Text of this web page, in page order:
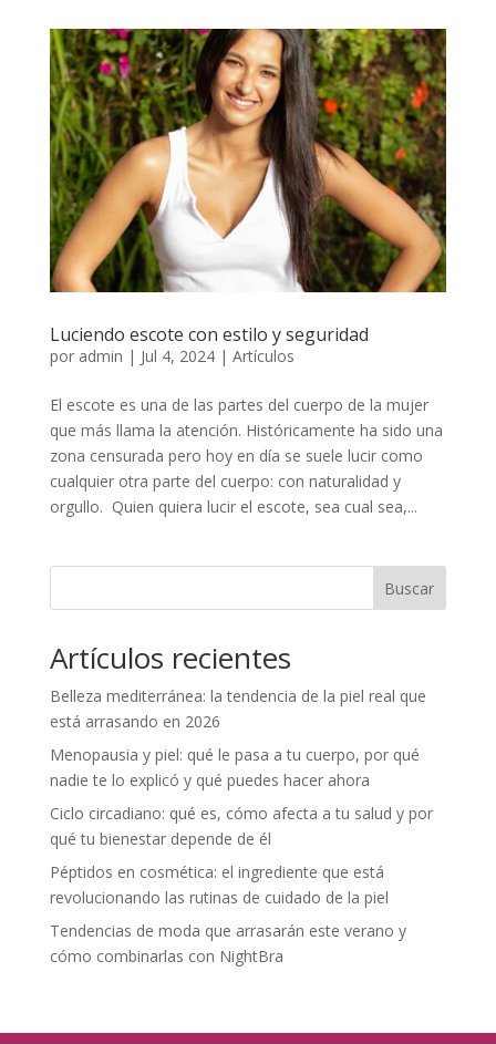
Luciendo escote con estilo y seguridad
por admin | Jul 4, 2024| Artículos
El escote es una de las partes del cuerpo de la mujer
que más llama la atención. Históricamente ha sido una
zona censurada pero hoy en día se suele lucir como
cualquier otra parte del cuerpo: con naturalidad y
orgullo. Quien quiera lucir el escote, sea cual sea,...
Buscar
Artículos recientes
Belleza mediterránea: la tendencia de la piel real que
está arrasando en 2026
Menopausia y piel: qué le pasa a tu cuerpo, por qué
nadie te lo explicó y qué puedes hacer ahora
Ciclo circadiano: qué es, cómo afecta a tu salud y por
qué tu bienestar depende de él
Péptidos en cosmética: el ingrediente que está
revolucionando las rutinas de cuidado de la piel
Tendencias de moda que arrasarán este verano y
cómo combinarlas con NightBra